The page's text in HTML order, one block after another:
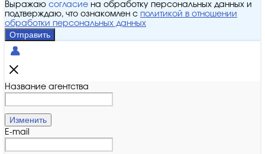
Выражаю согласие на обработку персональных данных и
подтверждаю, что ознакомлен с политикой в отношении
обработки персональных данных
Отправить
Название агентства
Изменить
E-mail